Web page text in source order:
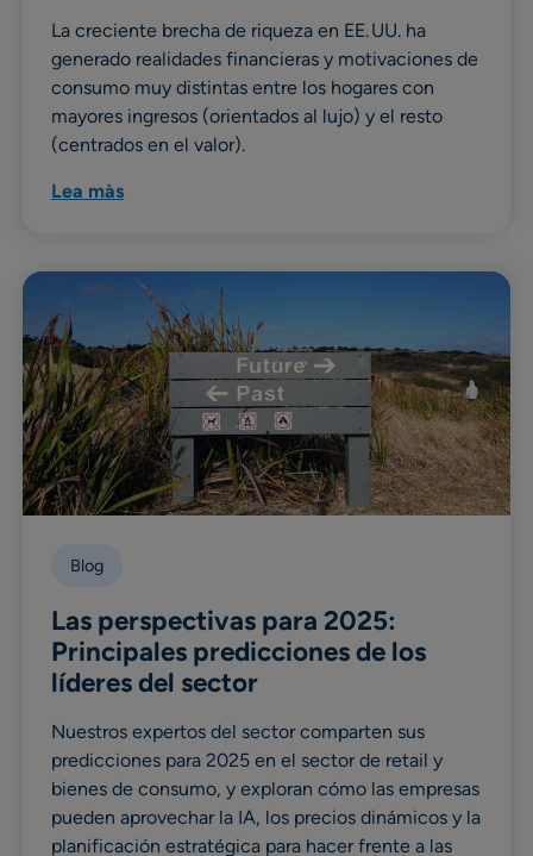
La creciente brecha de riqueza en EE. UU. ha
generado realidades financieras y motivaciones de
consumo muy distintas entre los hogares con
mayores ingresos (orientados al lujo) y el resto
(centrados en el valor).
Lea màs
Blog
Las perspectivas para 2025:
Principales predicciones de los
líderes del sector
Nuestros expertos del sector comparten sus
predicciones para 2025 en el sector de retail y
bienes de consumo, y exploran cómo las empresas
pueden aprovechar la IA, los precios dinámicos y la
planificación estratégica para hacer frente a las